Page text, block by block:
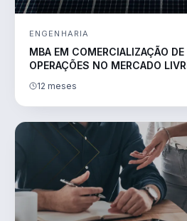
ENGENHARIA
MBA EM COMERCIALIZAÇÃO DE
OPERAÇÕES NO MERCADO
12 meses